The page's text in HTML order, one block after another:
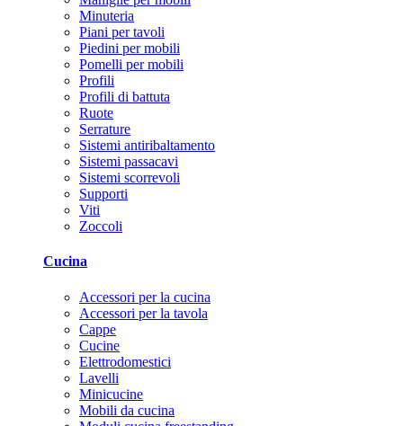
Minuteria
Piani per tavoli
Piedini per mobili
Pomelli per mobili
Profili
Profili di battuta
Ruote
Serrature
Sistemi antiribaltamento
Sistemi passacavi
Sistemi scorrevoli
Supporti
Viti
Zoccoli
Cucina
Accessori per la cucina
Accessori per la tavola
Cappe
Cucine
Elettrodomestici
Lavelli
Minicucine
Mobili da cucina